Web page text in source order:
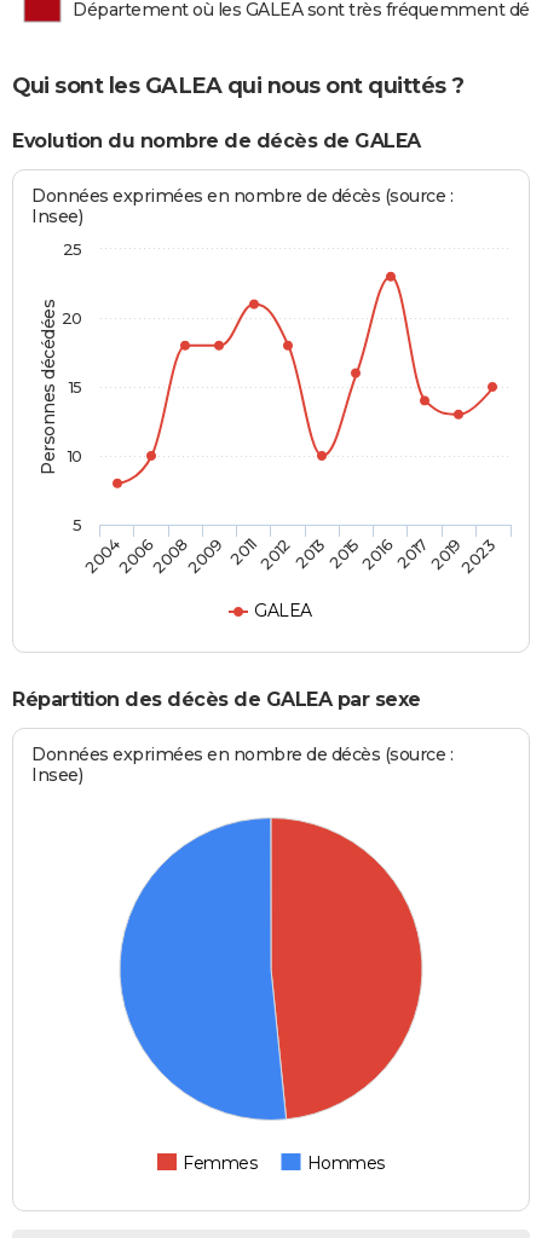
Département où les GALEA sont très fréquemment
Qui sont les GALEA qui nous ont quittés ?
Evolution du nombre de décès de GALEA
Personnes décédées
Données exprimées en nombre de décès (source :
Insee)
GALEA
2004200620082009 20112012201320152016201720192023
5
10
15
20
25
Répartition des décès de GALEA par sexe
Données exprimées en nombre de décès (source :
Insee)
Femmes Hommes